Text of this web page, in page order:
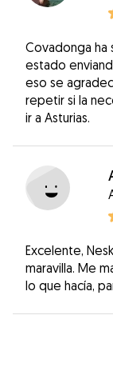
Covadonga ha
estado
eso se
repetir si la
ir a Asturias.
Excelente,
maravilla. Me
lo que hacía,